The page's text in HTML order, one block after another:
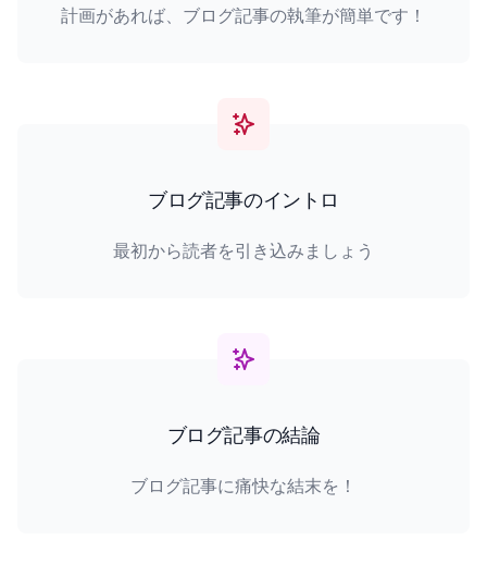
計画があれば、ブログ記事の執筆が簡単です！
ブログ記事のイントロ
最初から読者を引き込みましょう
ブログ記事の結論
ブログ記事に痛快な結末を！